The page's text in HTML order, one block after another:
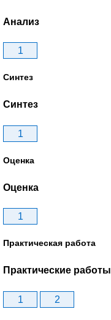
Анализ
1
Синтез
Синтез
1
Оценка
Оценка
1
Практическая работа
Практические работы
1 2